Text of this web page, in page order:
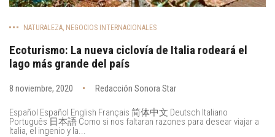
NATURALEZA NEGOCIOS INTERNACIONALES
Ecoturismo: La nueva ciclovía de Italia rodeará el
lago más grande del país
8 noviembre, 2020 Redacción Sonora Star
Español Español English Français 简体中文 Deutsch Italiano
Português 日本語 Como si nos faltaran razones para desear viajar a
Italia, el ingenio y la...